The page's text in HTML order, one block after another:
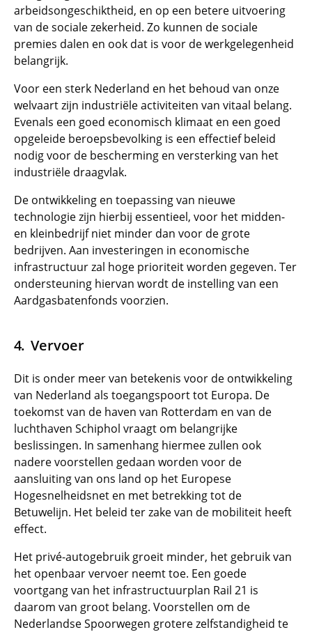
arbeidsongeschiktheid, en op een betere uitvoering
van de sociale zekerheid. Zo kunnen de sociale
premies dalen en ook dat is voor de werkgelegenheid
belangrijk.
Voor een sterk Nederland en het behoud van onze
welvaart zijn industriële activiteiten van vitaal belang.
Evenals een goed economisch klimaat en een goed
opgeleide beroepsbevolking is een effectief beleid
nodig voor de bescherming en versterking van het
industriële draagvlak.
De ontwikkeling en toepassing van nieuwe
technologie zijn hierbij essentieel, voor het midden-
en kleinbedrijf niet minder dan voor de grote
bedrijven. Aan investeringen in economische
infrastructuur zal hoge prioriteit worden gegeven. Ter
ondersteuning hiervan wordt de instelling van een
Aardgasbatenfonds voorzien.
Vervoer
Dit is onder meer van betekenis voor de ontwikkeling
van Nederland als toegangspoort tot Europa. De
toekomst van de haven van Rotterdam en van de
luchthaven Schiphol vraagt om belangrijke
beslissingen. In samenhang hiermee zullen ook
nadere voorstellen gedaan worden voor de
aansluiting van ons land op het Europese
Hogesnelheidsnet en met betrekking tot de
Betuwelijn. Het beleid ter zake van de mobiliteit heeft
effect.
Het privé-autogebruik groeit minder, het gebruik van
het openbaar vervoer neemt toe. Een goede
voortgang van het infrastructuurplan Rail 21 is
daarom van groot belang. Voorstellen om de
Nederlandse Spoorwegen grotere zelfstandigheid te